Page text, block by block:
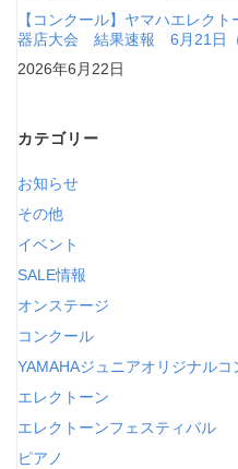
【コンクール】ヤマハエレク
器店大会 結果速報 6月21日（
2026年6月22日
カテゴリー
お知らせ
その他
イベント
SALE情報
オンステージ
コンクール
YAMAHAジュニアオリジナルコ
エレクトーン
エレクトーンフェスティバル
ピアノ